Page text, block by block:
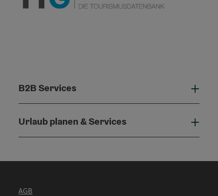
B2B Services
Urlaub planen & Services
AGB